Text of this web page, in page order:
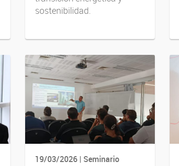
sostenibilidad.
19/03/2026 | Seminario